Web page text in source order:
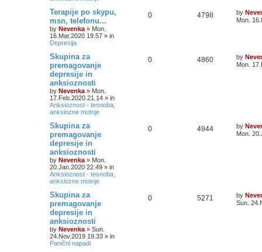
Terapije po skypu,
msn, telefonu...
by Nevenka » Mon.
16.Mar.2020 19.57 » in
Depresija
0 4798 by
Mon.
Skupina za
premagovanje
depresije in
anksioznosti
by Nevenka » Mon.
17.Feb.2020 21.14 » in
Anksioznost - tesnoba,
anksiozne motnje
0 4860 by
Mon.
Skupina za
premagovanje
depresije in
anksioznosti
by Nevenka » Mon.
20.Jan.2020 22.49 » in
Anksioznost - tesnoba,
anksiozne motnje
0 4944 by
Mon.
Skupina za
premagovanje
depresije in
anksioznosti
by Nevenka » Sun.
24.Nov.2019 19.33 » in
Panični napadi
0 5271 by
Sun.